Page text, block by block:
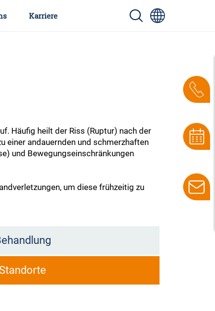
Karriere
Häufig heilt der Riss (Ruptur) nach der
einer andauernden und schmerzhaften
und Bewegungseinschränkungen
um diese frühzeitig zu
Standorte